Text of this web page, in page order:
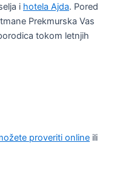
i hotela Ajda. Pored
Prekmurska Vas
tokom letnjih
proveriti online ili